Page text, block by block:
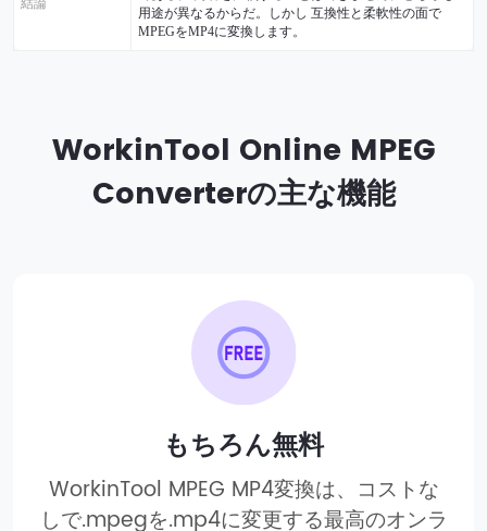
結論
用途が異なるからだ。しかし 互換性と柔軟性の面で
MPEGをMP4に変換します。
WorkinTool Online MPEG
Converterの主な機能
もちろん無料
WorkinTool MPEG MP4変換は、コストな
しで.mpegを.mp4に変更する最高のオンラ